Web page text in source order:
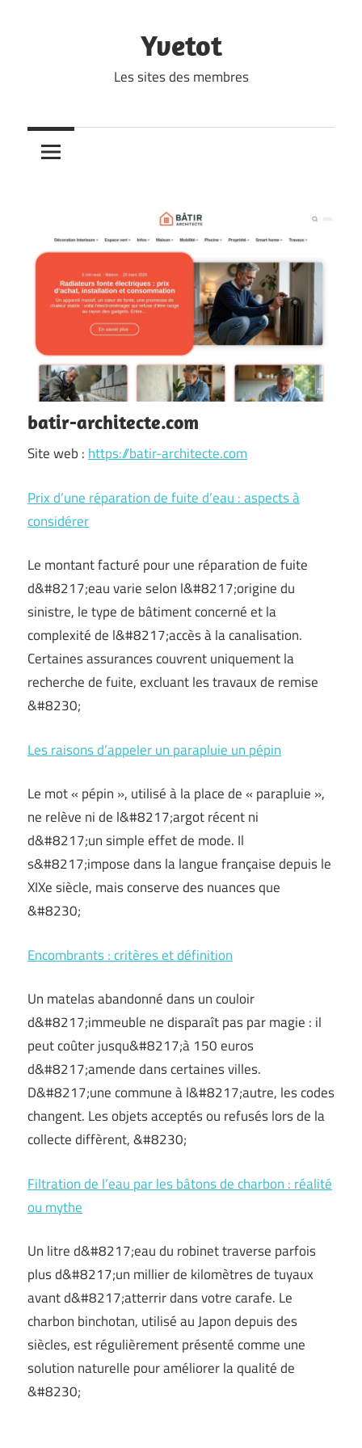
Yvetot
Les sites des membres
batir-architecte.com
Site web : https://batir-architecte.com
Prix d’une réparation de fuite d’eau : aspects à
considérer
Le montant facturé pour une réparation de fuite
d&#8217;eau varie selon l&#8217;origine du
sinistre, le type de bâtiment concerné et la
complexité de l&#8217;accès à la canalisation.
Certaines assurances couvrent uniquement la
recherche de fuite, excluant les travaux de remise
&#8230;
Les raisons d’appeler un parapluie un pépin
Le mot « pépin », utilisé à la place de « parapluie »,
ne relève ni de l&#8217;argot récent ni
d&#8217;un simple effet de mode. Il
s&#8217;impose dans la langue française depuis le
XIXe siècle, mais conserve des nuances que
&#8230;
Encombrants : critères et définition
Un matelas abandonné dans un couloir
d&#8217;immeuble ne disparaît pas par magie : il
peut coûter jusqu&#8217;à 150 euros
d&#8217;amende dans certaines villes.
D&#8217;une commune à l&#8217;autre, les codes
changent. Les objets acceptés ou refusés lors de la
collecte diffèrent, &#8230;
Filtration de l’eau par les bâtons de charbon : réalité
ou mythe
Un litre d&#8217;eau du robinet traverse parfois
plus d&#8217;un millier de kilomètres de tuyaux
avant d&#8217;atterrir dans votre carafe. Le
charbon binchotan, utilisé au Japon depuis des
siècles, est régulièrement présenté comme une
solution naturelle pour améliorer la qualité de
&#8230;